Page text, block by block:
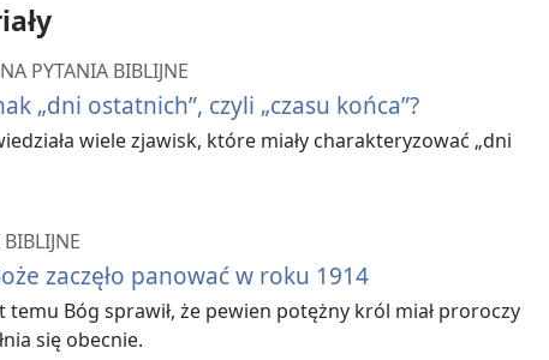
PYTANIA BIBLIJNE
„dni ostatnich”, czyli „czasu końca”?
wiele zjawisk, które miały charakteryzować „dni
zaczęło panować w roku 1914
temu Bóg sprawił, że pewien potężny król miał proroczy
się obecnie.